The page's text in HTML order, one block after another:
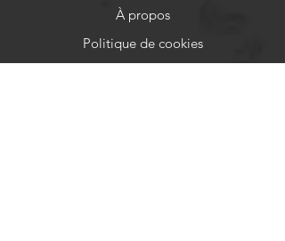
À propos
Politique de cookies